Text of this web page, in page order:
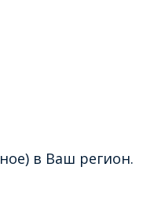
в Ваш регион.